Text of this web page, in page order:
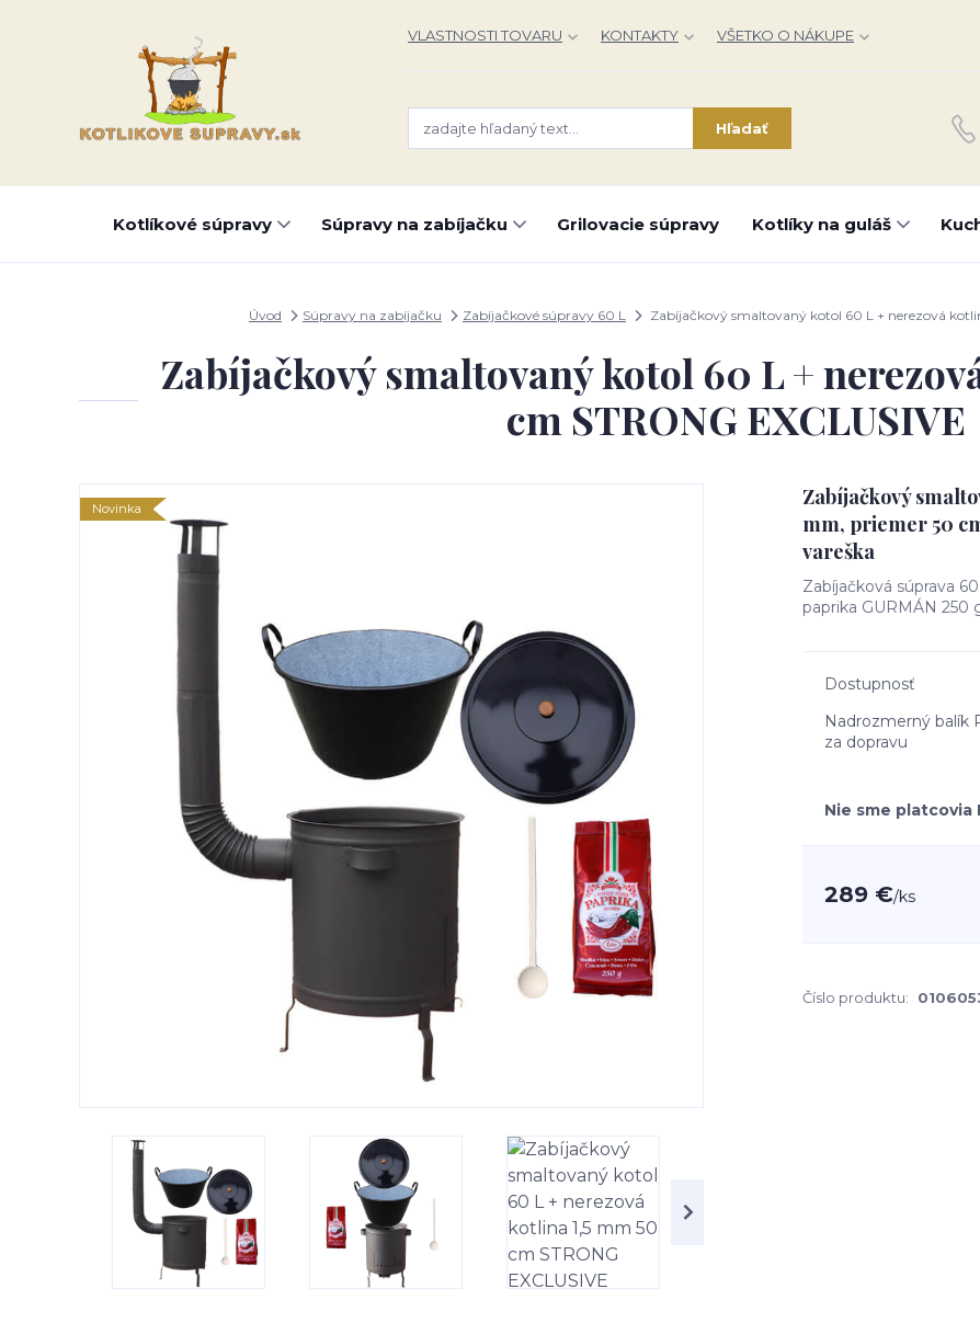
VLASTNOSTI TOVARU KONTAKTY VŠETKO O NÁKUPE
Hľadať
Kotlíkové súpravy Súpravy na zabíjačku Grilovacie súpravy Kotlíky na guláš
Úvod Súpravy na zabíjačku Zabíjačkové súpravy 60 L Zabíjačkový smaltovaný kotol 60 L + nerezová
Zabíjačkový smaltovaný kotol 60 L +
cm STRONG EXCLUSIVE
Novinka
Zabíjačkový
mm, priemer 50
vareška
Zabíjačková súprava
paprika GURMÁN 250
Dostupnosť
Nadrozmerný balík
za dopravu
Nie sme platcovia
289 €/ks
Číslo produktu: